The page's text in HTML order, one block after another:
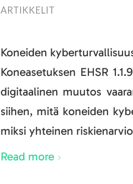
ARTIKKELIT
Koneiden
Koneasetuksen EHSR
digitaalinen muutos
siihen, mitä koneiden
miksi yhteinen
Read more